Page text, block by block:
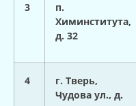
3
п.
Химинститута,
д. 32
4
г. Тверь,
Чудова ул., д.